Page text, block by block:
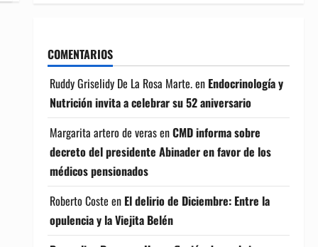
COMENTARIOS
Ruddy Griselidy De La Rosa Marte.en Endocrinología y
Nutrición invita a celebrar su 52 aniversario
Margarita artero de verasenCMD informa sobre
decreto del presidente Abinader en favor de los
médicos pensionados
Roberto Coste en El delirio de Diciembre: Entre la
opulencia y la Viejita Belén